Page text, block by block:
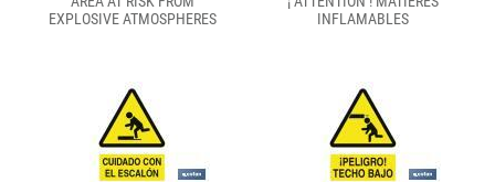
EXPLOSIVE ATMOSPHERES
INFLAMABLES